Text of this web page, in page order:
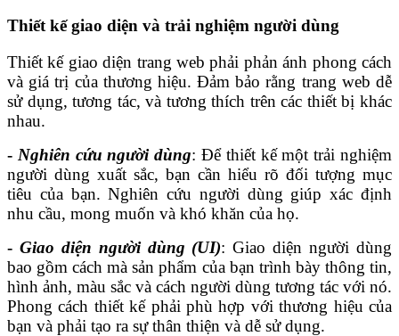
Thiết kế giao diện và trải nghiệm người dùng
Thiết kế giao diện trang web phải phản ánh phong cách
và giá trị của thương hiệu. Đảm bảo rằng trang web dễ
sử dụng, tương tác, và tương thích trên các thiết bị khác
nhau.
- Nghiên cứu người dùng: Để thiết kế một trải nghiệm
người dùng xuất sắc, bạn cần hiểu rõ đối tượng mục
tiêu của bạn. Nghiên cứu người dùng giúp xác định
nhu cầu, mong muốn và khó khăn của họ.
- Giao diện người dùng (UI): Giao diện người dùng
bao gồm cách mà sản phẩm của bạn trình bày thông tin,
hình ảnh, màu sắc và cách người dùng tương tác với nó.
Phong cách thiết kế phải phù hợp với thương hiệu của
bạn và phải tạo ra sự thân thiện và dễ sử dụng.